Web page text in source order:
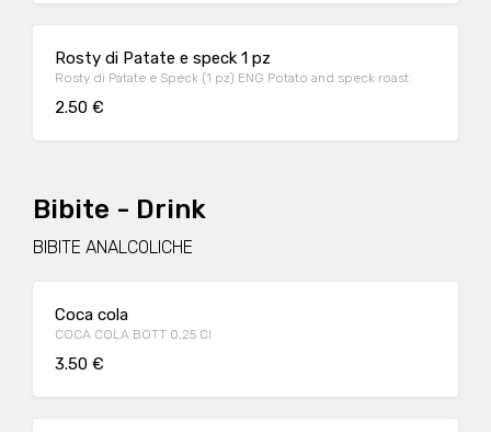
Rosty di Patate e speck 1 pz
Rosty di Patate e Speck (1 pz) ENG Potato and speck roast
2.50 €
Bibite - Drink
BIBITE ANALCOLICHE
Coca cola
COCA COLA BOTT 0,25 Cl
3.50 €